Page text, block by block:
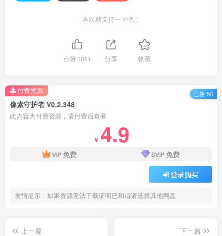
喜欢就支持一下吧！
点赞1081 分享 收藏
像素守护者 V0.2.348
此内容为付费资源，请付费后查看
￥ 4.9
VIP免费 SVIP免费
登录购买
友情提示：如果资源无法下载证明已和谐请选择其他网盘
付费资源 已售 50
上一篇
下一篇